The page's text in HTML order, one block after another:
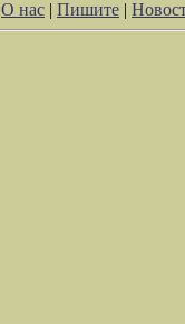
О нас | Пишите |